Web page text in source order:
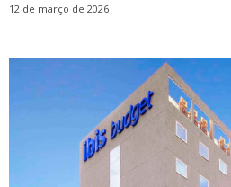
12 de março de 2026